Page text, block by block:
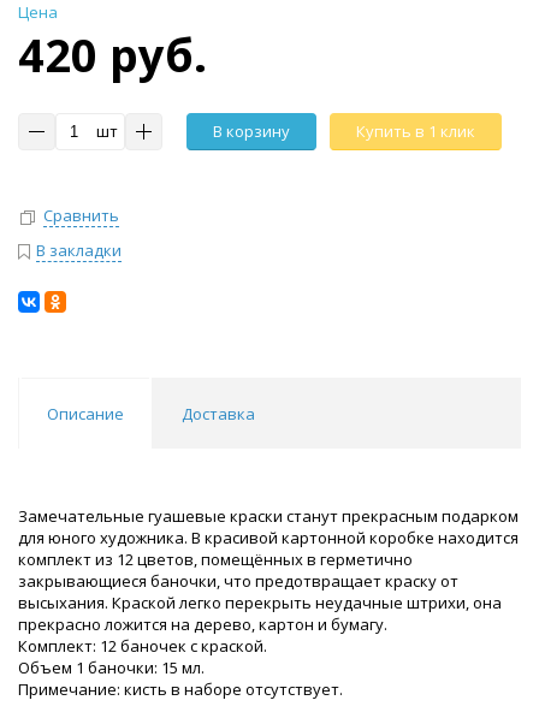
Цена
420 руб.
шт В корзину Купить в 1 клик
Сравнить
В закладки
Описание Доставка
Замечательные гуашевые краски станут прекрасным подарком
для юного художника. В красивой картонной коробке находится
комплект из 12 цветов, помещённых в герметично
закрывающиеся баночки, что предотвращает краску от
высыхания. Краской легко перекрыть неудачные штрихи, она
прекрасно ложится на дерево, картон и бумагу.
Комплект: 12 баночек с краской.
Объем 1 баночки: 15 мл.
Примечание: кисть в наборе отсутствует.